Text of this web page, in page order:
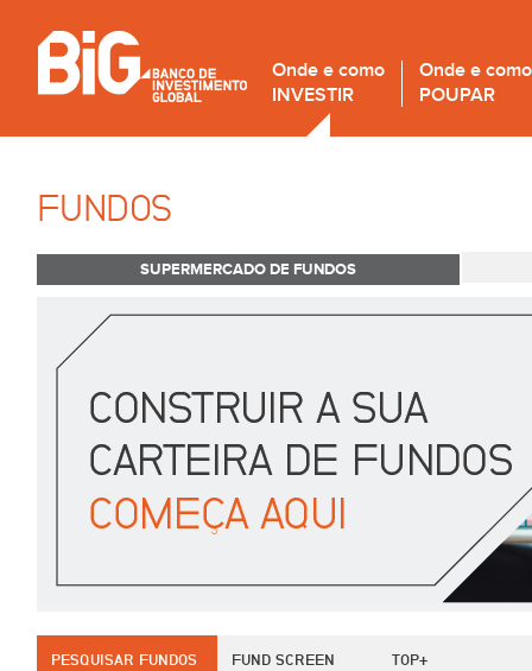
Onde e como
INVESTIR
Onde e como
POUPAR
FUNDOS
SUPERMERCADO DE FUNDOS
PESQUISAR FUNDOS FUND SCREEN TOP+